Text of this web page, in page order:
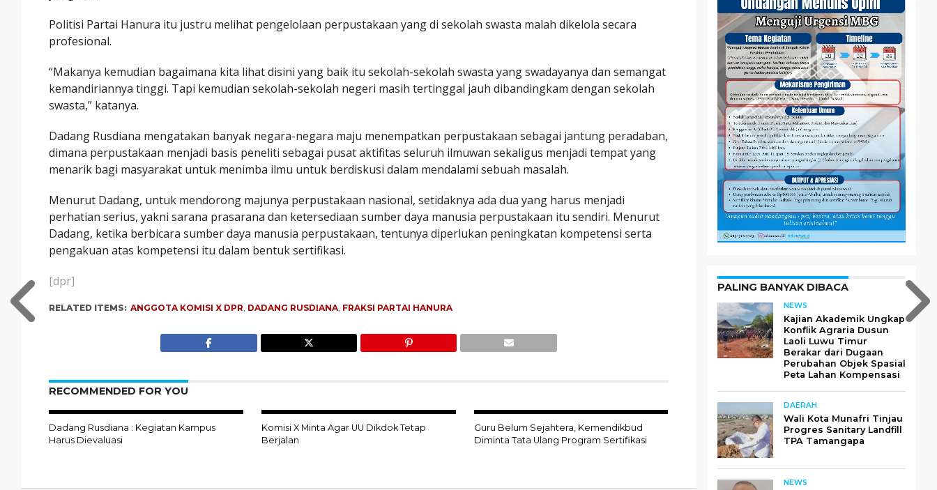
Politisi Partai Hanura itu justru melihat pengelolaan perpustakaan yang di sekolah swasta malah dikelola secara
profesional.
“Makanya kemudian bagaimana kita lihat disini yang baik itu sekolah-sekolah swasta yang swadayanya dan semangat
kemandiriannya tinggi. Tapi kemudian sekolah-sekolah negeri masih tertinggal jauh dibandingkam dengan sekolah
swasta,” katanya.
Dadang Rusdiana mengatakan banyak negara-negara maju menempatkan perpustakaan sebagai jantung peradaban,
dimana perpustakaan menjadi basis peneliti sebagai pusat aktifitas seluruh ilmuwan sekaligus menjadi tempat yang
menarik bagi masyarakat untuk menimba ilmu untuk berdiskusi dalam mendalami sebuah masalah.
Menurut Dadang, untuk mendorong majunya perpustakaan nasional, setidaknya ada dua yang harus menjadi
perhatian serius, yakni sarana prasarana dan ketersediaan sumber daya manusia perpustakaan itu sendiri. Menurut
Dadang, ketika berbicara sumber daya manusia perpustakaan, tentunya diperlukan peningkatan kompetensi serta
pengakuan atas kompetensi itu dalam bentuk sertifikasi.
[dpr]
RELATED ITEMS: ANGGOTA KOMISI X DPR, DADANG RUSDIANA, FRAKSI PARTAI HANURA
RECOMMENDED FOR YOU
Dadang Rusdiana : Kegiatan Kampus
Harus Dievaluasi
Komisi X Minta Agar UU Dikdok Tetap
Berjalan
Guru Belum Sejahtera, Kemendikbud
Diminta Tata Ulang Program Sertifikasi
PALING BANYAK DIBACA
NEWS
Kajian Akademik Ungkap
Konflik Agraria Dusun
Laoli Luwu Timur
Berakar dari Dugaan
Perubahan Objek Spasial
Peta Lahan Kompensasi
DAERAH
Wali Kota Munafri Tinjau
Progres Sanitary Landfill
TPA Tamangapa
NEWS